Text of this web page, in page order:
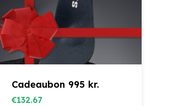
Cadeaubon 995 kr.
€132.67